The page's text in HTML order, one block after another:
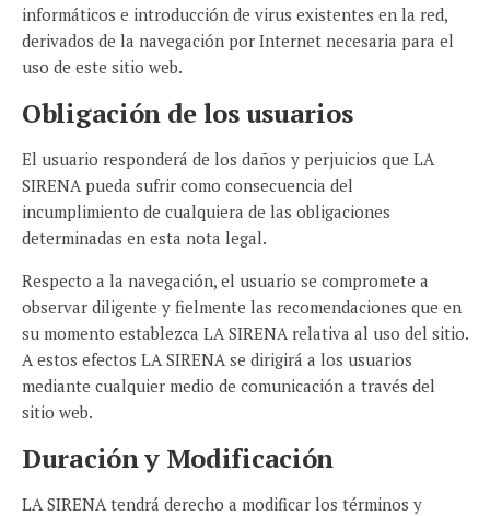
informáticos e introducción de virus existentes en la red,
derivados de la navegación por Internet necesaria para el
uso de este sitio web.
Obligación de los usuarios
El usuario responderá de los daños y perjuicios que LA
SIRENA pueda sufrir como consecuencia del
incumplimiento de cualquiera de las obligaciones
determinadas en esta nota legal.
Respecto a la navegación, el usuario se compromete a
observar diligente y fielmente las recomendaciones que en
su momento establezca LA SIRENA relativa al uso del sitio.
A estos efectos LA SIRENA se dirigirá a los usuarios
mediante cualquier medio de comunicación a través del
sitio web.
Duración y Modificación
LA SIRENA tendrá derecho a modificar los términos y